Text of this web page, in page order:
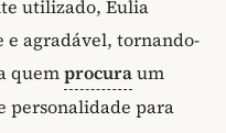
utilizado, Eulia
e agradável, tornando-
quemprocuraum
personalidade para